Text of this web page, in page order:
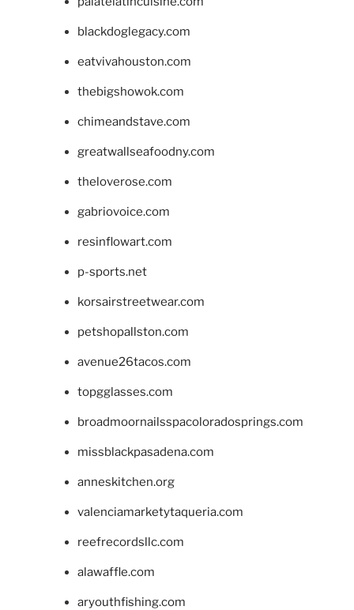
blackdoglegacy.com
eatvivahouston.com
thebigshowok.com
chimeandstave.com
greatwallseafoodny.com
theloverose.com
gabriovoice.com
resinflowart.com
p-sports.net
korsairstreetwear.com
petshopallston.com
avenue26tacos.com
topgglasses.com
broadmoornailsspacoloradosprings.com
missblackpasadena.com
anneskitchen.org
valenciamarketytaqueria.com
reefrecordsllc.com
alawaffle.com
aryouthfishing.com